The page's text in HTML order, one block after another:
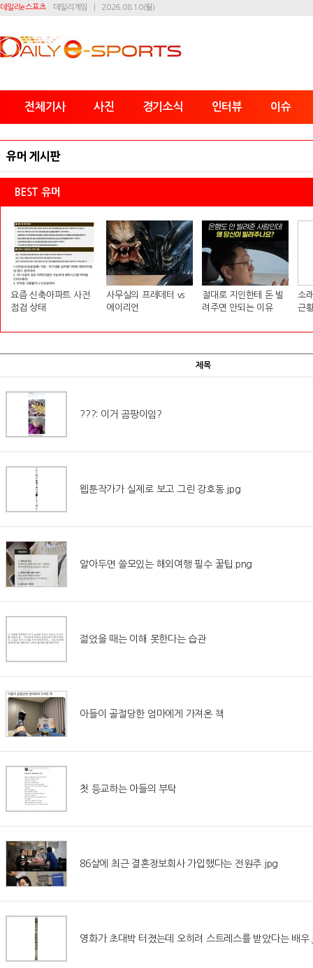
데일리e스포츠 데일리게임 2026.08.10(월)
전체기사 사진 경기소식 인터뷰 이슈
유머 게시판
BEST 유머
요즘 신축아파트 사전
점검 상태
사무실의 프레데터 vs
에이리언
절대로 지인한테 돈 빌
려주면 안되는 이유
소
근
제목
???: 이거 곰팡이임?
웹툰작가가 실제로 보고 그린 강호동.jpg
알아두면 쓸모있는 해외여행 필수 꿀팁.png
젊었을 때는 이해 못한다는 습관
아들이 골절당한 엄마에게 가져온 책
첫 등교하는 아들의 부탁
86살에 최근 결혼정보회사 가입했다는 전원주.jpg
영화가 초대박 터졌는데 오히려 스트레스를 받았다는 배